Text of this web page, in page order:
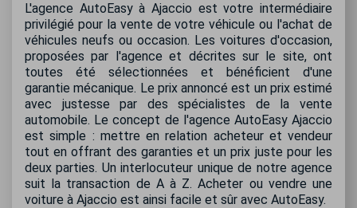
L'agence AutoEasy à Ajaccio est votre intermédiaire
privilégié pour la vente de votre véhicule ou l'achat de
véhicules neufs ou occasion. Les voitures d'occasion,
proposées par l'agence et décrites sur le site, ont
toutes été sélectionnées et bénéficient d'une
garantie mécanique. Le prix annoncé est un prix estimé
avec justesse par des spécialistes de la vente
automobile. Le concept de l'agence AutoEasy Ajaccio
est simple : mettre en relation acheteur et vendeur
tout en offrant des garanties et un prix juste pour les
deux parties. Un interlocuteur unique de notre agence
suit la transaction de A à Z. Acheter ou vendre une
voiture à Ajaccio est ainsi facile et sûr avec AutoEasy.